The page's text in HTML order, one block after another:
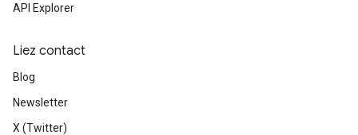
API Explorer
Liez contact
Blog
Newsletter
X (Twitter)